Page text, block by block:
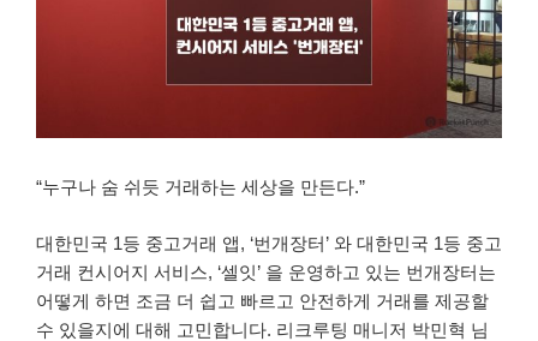
“누구나 숨 쉬듯 거래하는 세상을 만든다.”
대한민국 1등 중고거래 앱, ‘번개장터’ 와 대한민국 1등 중고
거래 컨시어지 서비스, ‘셀잇’ 을 운영하고 있는 번개장터는
어떻게 하면 조금 더 쉽고 빠르고 안전하게 거래를 제공할
수 있을지에 대해 고민합니다. 리크루팅 매니저 박민혁 님